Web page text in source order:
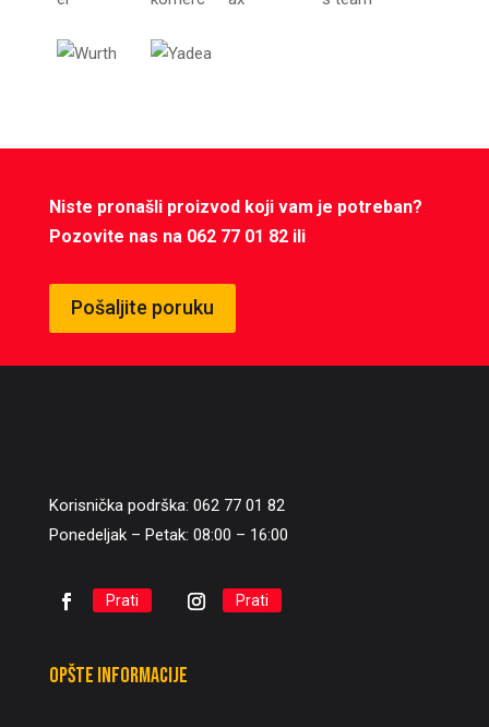
Niste pronašli proizvod koji vam je potreban?
Pozovite nas na 062 77 01 82 ili
Pošaljite poruku
Korisnička podrška: 062 77 01 82
Ponedeljak – Petak: 08:00 – 16:00
Prati Prati
Opšte informacije